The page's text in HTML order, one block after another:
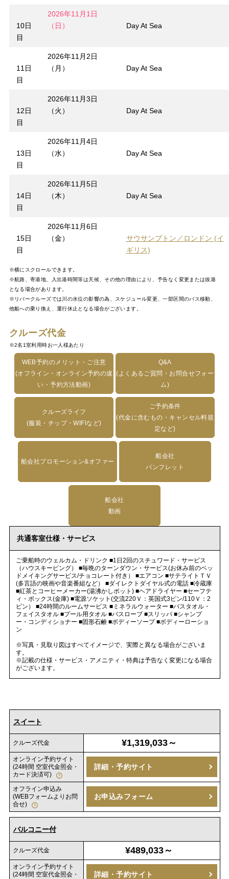
10日
目
2026年11月1日
（日）
Day At Sea
11日
目
2026年11月2日
（月）
Day At Sea
12日
目
2026年11月3日
（火）
Day At Sea
13日
目
2026年11月4日
（水）
Day At Sea
14日
目
2026年11月5日
（木）
Day At Sea
15日
目
2026年11月6日
（金）
サウサンプトン／ロンドン (イ
ギリス)
※横にスクロールできます。
※航路、寄港地、入出港時間等は天候、その他の理由により、予告なく変更または抜港
となる場合があります。
※リバークルーズでは川の水位の影響の為、スケジュール変更、一部区間のバス移動、
他船への乗り換え、運行休止となる場合がございます。
クルーズ代金
※2名1室利用時お一人様あたり
WEB予約のメリット・ご注意
(オフライン・オンライン予約の違
い・予約方法動画)
Q&A
(よくあるご質問・お問合せフォー
ム)
クルーズライフ
(服装・チップ・WIFIなど)
ご予約条件
(代金に含むもの・キャンセル料規
定など)
船会社プロモーション&オファー
船会社
パンフレット
船会社
動画
共通客室仕様・サービス
ご乗船時のウェルカム・ドリンク ■1日2回のスチュワード・サービス
（ハウスキーピング） ■毎晩のターンダウン・サービス(お休み前のベッ
ドメイキングサービス/チョコレート付き） ■エアコン ■サテライトＴＶ
(多言語の映画や音楽番組など） ■ダイレクトダイヤル式の電話 ■冷蔵庫
■紅茶とコーヒーメーカー(湯沸かしポット) ■ヘアドライヤー ■セーフテ
ィ・ボックス(金庫) ■電源ソケット(交流220Ｖ：英国式3ピン/110Ｖ：2
ピン） ■24時間のルームサービス ■ミネラルウォーター ■バスタオル・
フェイスタオル ■プール用タオル ■バスローブ ■スリッパ ■シャンプ
ー・コンディショナー ■固形石鹸 ■ボディーソープ ■ボディーローショ
ン
※写真・見取り図はすべてイメージで、実際と異なる場合がございま
す。
※記載の仕様・サービス・アメニティ・特典は予告なく変更になる場合
がございます。
スイート
クルーズ代金 ¥1,319,033～
オンライン予約サイト
(24時間 空室代金照会・
カード決済可)
詳細・予約サイト
オフライン申込み
(WEBフォームよりお問
合せ)
お申込みフォーム
バルコニー付
クルーズ代金 ¥489,033～
オンライン予約サイト
(24時間 空室代金照会・
詳細・予約サイト